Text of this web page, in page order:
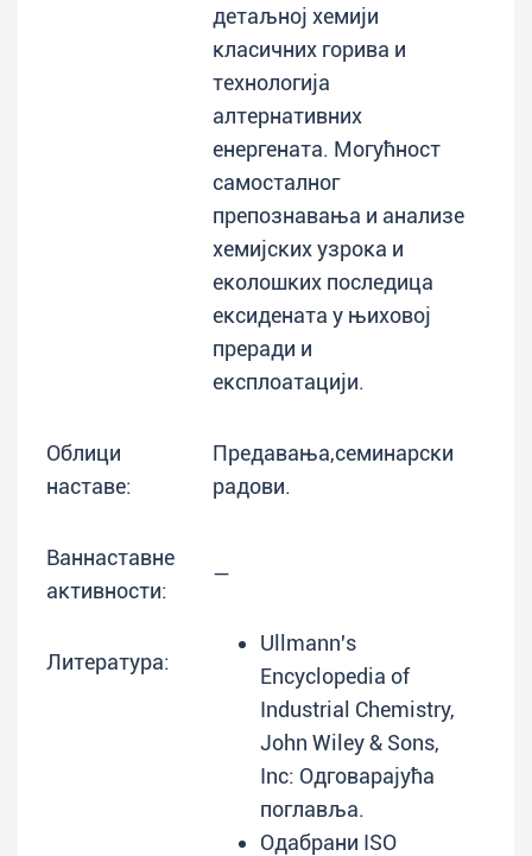
детаљној хемији
класичних горива и
технологија
алтернативних
енергената. Могућност
самосталног
препознавања и анализе
хемијских узрока и
еколошких последица
ексидената у њиховој
преради и
експлоатацији.
Облици
наставе:
Предавања,семинарски
радови.
Ваннаставне
активности:
—
Литература:
Ullmann's
Encyclopedia of
Industrial Chemistry,
John Wiley & Sons,
Inc: Одговарајућа
поглавља.
Одабрани ISO